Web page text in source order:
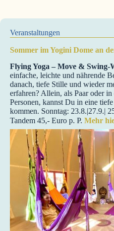
Veranstaltungen
Sommer im Yogini Dome an
Flying Yoga – Move & Swing-
einfache, leichte und nährende
danach, tiefe Stille und wieder
erfahren? Allein, als Paar oder
Personen, kannst Du in eine
kommen. Sonntag: 23.8.|27.9.|
Tandem 45,- Euro p. P. Mehr